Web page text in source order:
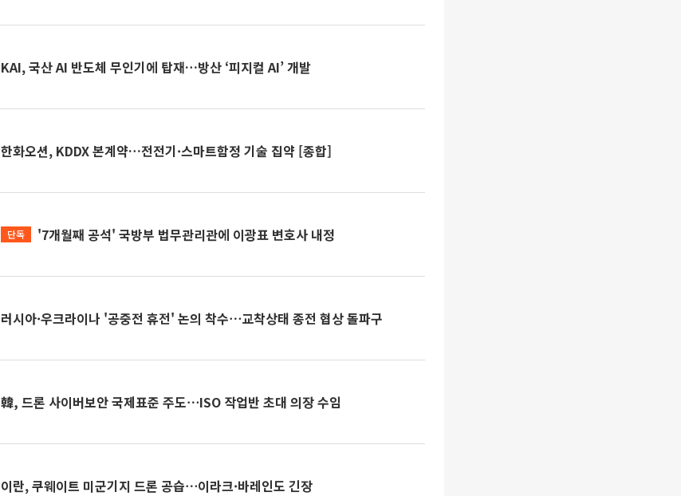
KAI, 국산 AI 반도체 무인기에 탑재…방산 ‘피지컬 AI’ 개발
한화오션, KDDX 본계약…전전기·스마트함정 기술 집약 [종합]
단독 '7개월째 공석' 국방부 법무관리관에 이광표 변호사 내정
러시아·우크라이나 '공중전 휴전' 논의 착수⋯교착상태 종전 협상 돌파구
韓, 드론 사이버보안 국제표준 주도⋯ISO 작업반 초대 의장 수임
이란, 쿠웨이트 미군기지 드론 공습⋯이라크·바레인도 긴장